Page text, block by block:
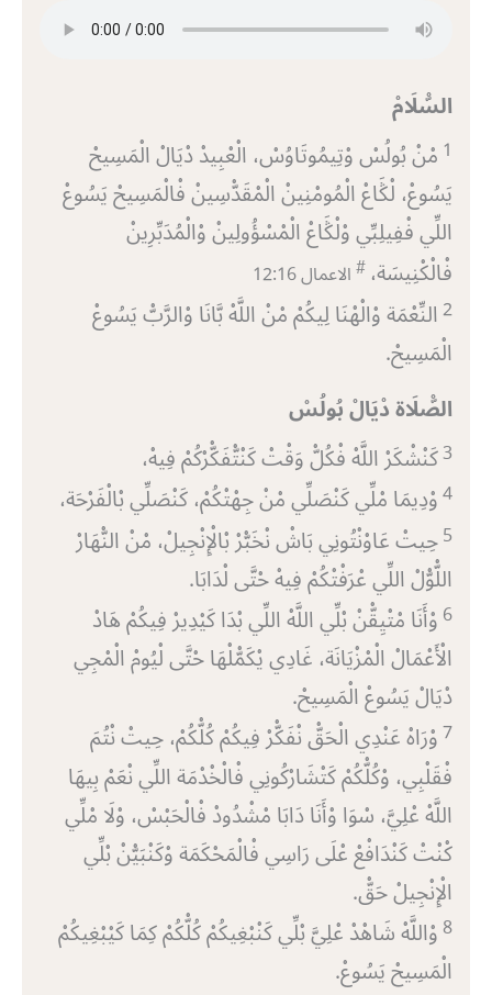
السّْلَامْ
1 مْنْ بُولُسْ وْتِيمُوتَاوُسْ، الْعْبِيدْ دْيَالْ الْمَسِيحْ
يَسُوعْ، لْݣَاعْ الْمُومْنِينْ الْمْقَدّْسِينْ فْالْمَسِيحْ يَسُوعْ
اللِّي فْفِيلِبِّي وْلْݣَاعْ الْمْسْؤُولِينْ وْالْمُدَبِّرِينْ
فْالْكْنِيسَة،#الاعمال 16‏:12
2النِّعْمَة وْالْهْنَا لِيكُمْ مْنْ اللَّهْ بَّانَا وْالرَّبّْ يَسُوعْ
الْمَسِيحْ.
الصّْلَاة دْيَالْ بُولُسْ
3كَنْشْكَرْ اللَّهْ فْكُلّْ وَقْتْ كَنْتّْفَكّْرْكُمْ فِيهْ،
4وْدِيمَا مْلِّي كَنْصَلِّي مْنْ جِهْتْكُمْ، كَنْصَلِّي بْالْفَرْحَة،
5حِيتْ عَاوْنْتُونِي بَاشْ نْخَبّْرْ بْالْإِنْجِيلْ، مْنْ النّْهَارْ
اللّْوّْلْ اللِّي عْرَفْتْكُمْ فِيهْ حْتَّى لْدَابَا.
6وْأَنَا مْتْيِقّْنْ بْلِّي اللَّهْ اللِّي بْدَا كَيْدِيرْ فِيكُمْ هَادْ
الْأَعْمَالْ الْمْزْيَانَة، غَادِي يْكَمّْلْهَا حْتَّى لْيُومْ الْمْجِي
دْيَالْ يَسُوعْ الْمَسِيحْ.
7وْرَاهْ عَنْدِي الْحَقّْ نْفَكّْرْ فِيكُمْ كُلّْكُمْ، حِيتْ نْتُمَ
فْقَلْبِي، وْكُلّْكُمْ كَتْشَارْكُونِي فْالْخْدْمَة اللِّي نْعَمْ بِيهَا
اللَّهْ عْلِيَّ، سْوَا وْأَنَا دَابَا مْشْدُودْ فْالْحَبْسْ، وْلَا مْلِّي
كْنْتْ كَنْدَافْعْ عْلَى رَاسِي فْالْمَحْكَمَة وْكَنْبَيّْنْ بْلِّي
الْإِنْجِيلْ حَقّْ.
8وْاللَّهْ شَاهْدْ عْلِيَّ بْلِّي كَنْبْغِيكُمْ كُلّْكُمْ كِمَا كَيْبْغِيكُمْ
الْمَسِيحْ يَسُوعْ.